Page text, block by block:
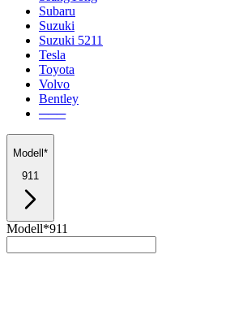
Subaru
Suzuki
Suzuki 5211
Tesla
Toyota
Volvo
Bentley
───
Modell*
911
Modell*911